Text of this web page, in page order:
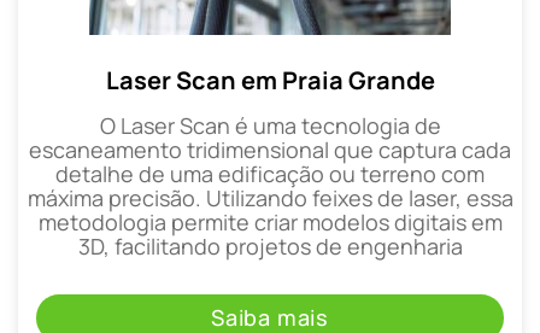
Laser Scan em Praia Grande
O Laser Scan é uma tecnologia de
escaneamento tridimensional que captura cada
detalhe de uma edificação ou terreno com
máxima precisão. Utilizando feixes de laser, essa
metodologia permite criar modelos digitais em
3D, facilitando projetos de engenharia
Saiba mais